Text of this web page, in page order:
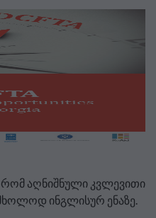
აღნიშნული კვლევითი
ინგლისურ ენაზე.